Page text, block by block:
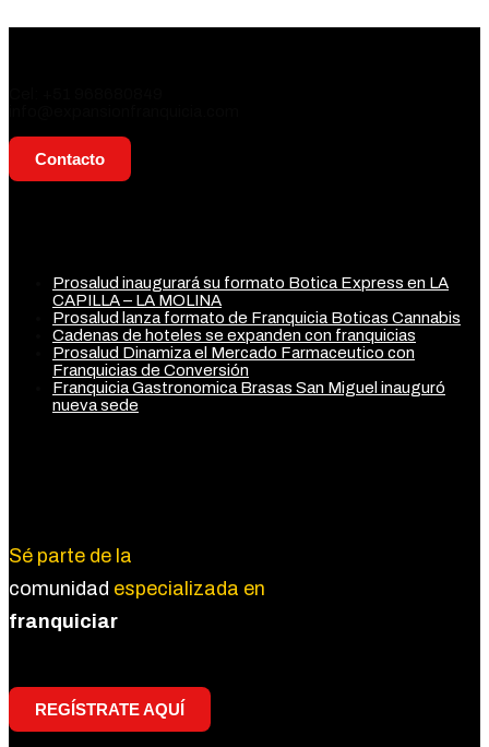
Contacto
Prosalud inaugurará su formato Botica Express en LA
CAPILLA – LA MOLINA
Prosalud lanza formato de Franquicia Boticas Cannabis
Cadenas de hoteles se expanden con franquicias
Prosalud Dinamiza el Mercado Farmaceutico con
Franquicias de Conversión
Franquicia Gastronomica Brasas San Miguel inauguró
nueva sede
Sé parte de la
comunidad especializada en
franquiciar
REGÍSTRATE AQUÍ